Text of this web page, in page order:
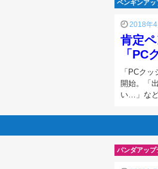
ペンギンアッ
2018年4
肯定
「
「PCク
開始。「
い…」な
パンダアップ